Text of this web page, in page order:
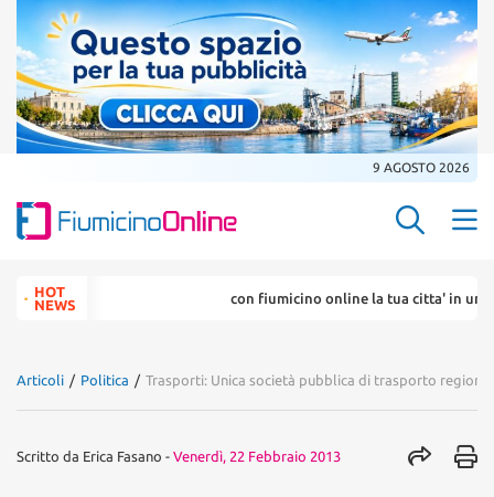
9 AGOSTO 2026
Search
for:HOT
NEWS
con fiumicino online la tua citta' in un ...
Articoli / Politica / Trasporti: Unica società pubblica di trasporto
Scritto da Erica Fasano - Venerdì, 22 Febbraio 2013